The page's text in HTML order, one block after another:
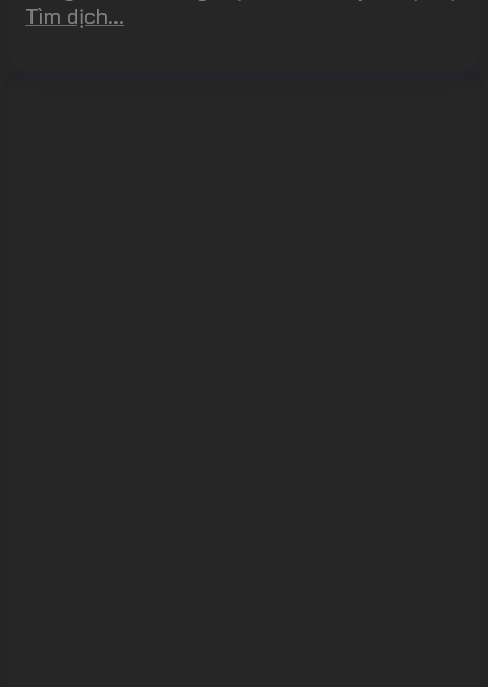
Tìm dịch...